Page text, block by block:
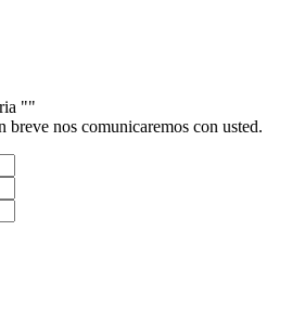
""
nos comunicaremos con usted.